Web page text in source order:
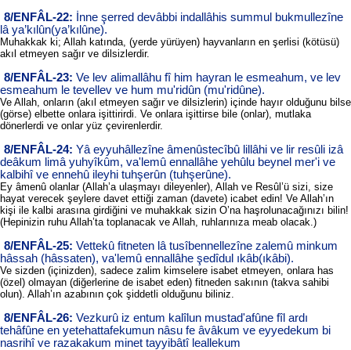
8/ENFÂL-22: İnne şerred devâbbi indallâhis summul bukmullezîne
lâ ya’kılûn(ya’kılûne).
Muhakkak ki; Allah katında, (yerde yürüyen) hayvanların en şerlisi (kötüsü)
akıl etmeyen sağır ve dilsizlerdir.
8/ENFÂL-23: Ve lev alimallâhu fî him hayran le esmeahum, ve lev
esmeahum le tevellev ve hum mu'ridûn (mu'ridûne).
Ve Allah, onların (akıl etmeyen sağır ve dilsizlerin) içinde hayır olduğunu bilse
(görse) elbette onlara işittirirdi. Ve onlara işittirse bile (onlar), mutlaka
dönerlerdi ve onlar yüz çevirenlerdir.
8/ENFÂL-24: Yâ eyyuhâllezîne âmenûstecîbû lillâhi ve lir resûli izâ
deâkum limâ yuhyîkûm, va'lemû ennallâhe yehûlu beynel mer'i ve
kalbihî ve ennehû ileyhi tuhşerûn (tuhşerûne).
Ey âmenû olanlar (Allah’a ulaşmayı dileyenler), Allah ve Resûl’ü sizi, size
hayat verecek şeylere davet ettiği zaman (davete) icabet edin! Ve Allah’ın
kişi ile kalbi arasına girdiğini ve muhakkak sizin O’na haşrolunacağınızı bilin!
(Hepinizin ruhu Allah’ta toplanacak ve Allah, ruhlarınıza meab olacak.)
8/ENFÂL-25: Vettekû fitneten lâ tusîbennellezîne zalemû minkum
hâssah (hâssaten), va'lemû ennallâhe şedîdul ıkâb(ıkâbi).
Ve sizden (içinizden), sadece zalim kimselere isabet etmeyen, onlara has
(özel) olmayan (diğerlerine de isabet eden) fitneden sakının (takva sahibi
olun). Allah’ın azabının çok şiddetli olduğunu biliniz.
8/ENFÂL-26: Vezkurû iz entum kalîlun mustad'afûne fîl ardı
tehâfûne en yetehattafekumun nâsu fe âvâkum ve eyyedekum bi
nasrihî ve razakakum minet tayyibâtî leallekum